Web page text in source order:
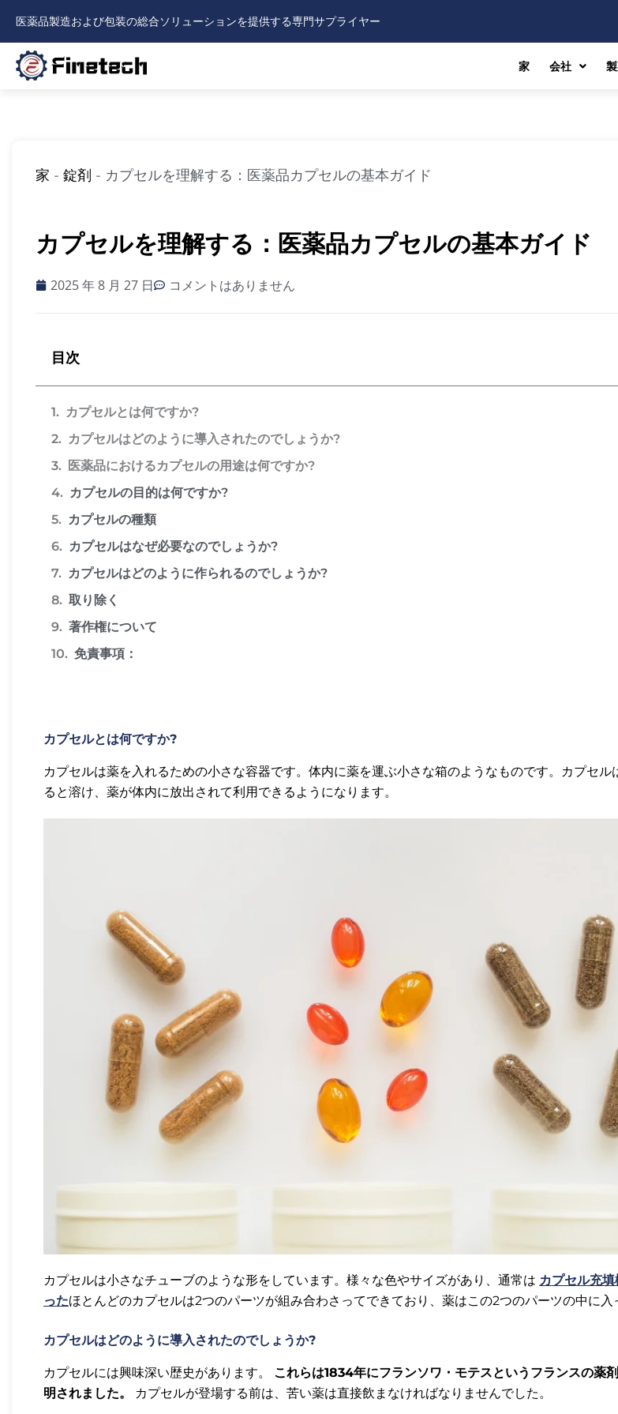
医薬品製造および包装の総合ソリューションを提供する専門サプライヤー
家 会社
家 - 錠剤 - カプセルを理解する：医薬品カプセルの基本ガイド
カプセルを理解する：医薬品カプセルの基本ガイド
2025 年 8 月 27 日 コメントはありません
目次
カプセルとは何ですか?
カプセルはどのように導入されたのでしょうか?
医薬品におけるカプセルの用途は何ですか?
カプセルの目的は何ですか?
カプセルの種類
カプセルはなぜ必要なのでしょうか?
カプセルはどのように作られるのでしょうか?
取り除く
著作権について
免責事項：
カプセルとは何ですか?
カプセルは薬を入れるための小さな容器です。体内に薬を運ぶ小さな箱のようなものです。カプセル
ると溶け、薬が体内に放出されて利用できるようになります。
カプセルは小さなチューブのような形をしています。様々な色やサイズがあり、通常は カプセル充
ったほとんどのカプセルは2つのパーツが組み合わさってできており、薬はこの2つのパーツの中に入
カプセルはどのように導入されたのでしょうか?
カプセルには興味深い歴史があります。 これらは1834年にフランソワ・モテスというフランスの薬
明されました。
カプセルが登場する前は、苦い薬は直接飲まなければなりませんでした。